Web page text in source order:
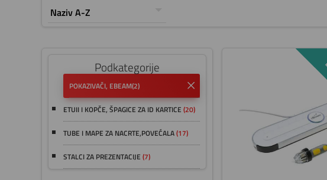
Podkategorije
POKAZIVAČI, EBEAM(2)
ETUII I KOPČE, ŠPAGICE ZA ID KARTICE (20)
TUBE I MAPE ZA NACRTE,POVEĆALA(17)
STALCI ZA PREZENTACIJE (7)